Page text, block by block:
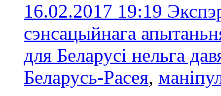
16.02.2017 19:19
сэнсацыйнага
для Беларусі нельга
Беларусь-Расея,